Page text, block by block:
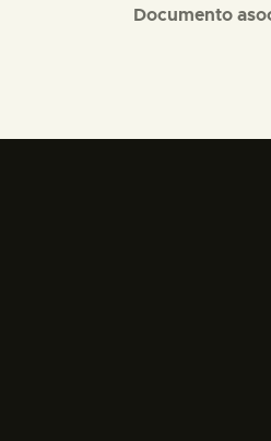
Documento